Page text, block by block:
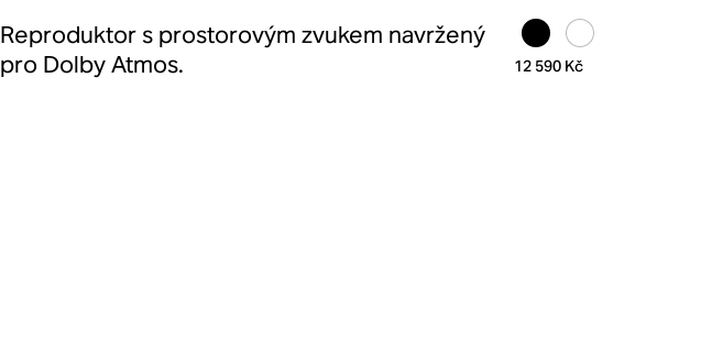
Reproduktor s prostorovým zvukem navržený
pro Dolby Atmos.
12 590 Kč